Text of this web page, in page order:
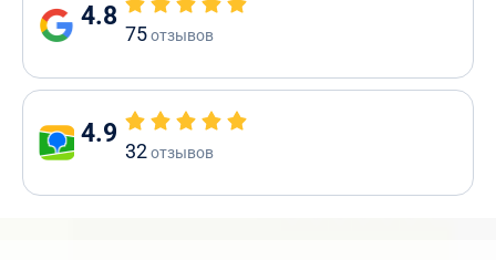
4.8
75отзывов
4.9
32отзывов